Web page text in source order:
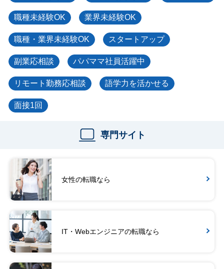
職種未経験OK 業界未経験OK
職種・業界未経験OK スタートアップ
副業応相談 パパママ社員活躍中
リモート勤務応相談 語学力を活かせる
面接1回
専門サイト
女性の転職なら
IT・Webエンジニアの転職なら